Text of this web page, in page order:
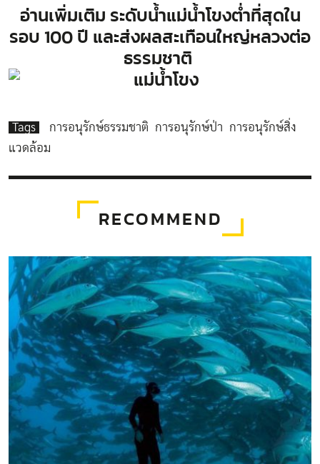
อ่านเพิ่มเติม ระดับน้ำแม่น้ำโขงต่ำที่สุดใน
รอบ 100 ปี และส่งผลสะเทือนใหญ่หลวงต่อ
ธรรมชาติ
Tags การอนุรักษ์ธรรมชาติ การอนุรักษ์ป่า
การอนุรักษ์สิ่ง
แวดล้อม
RECOMMEND